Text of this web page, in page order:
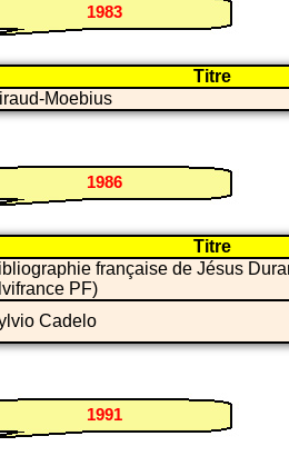
1983
Titre
Moebius
1986
Titre
française de Jésus
PF)
Cadelo
1991